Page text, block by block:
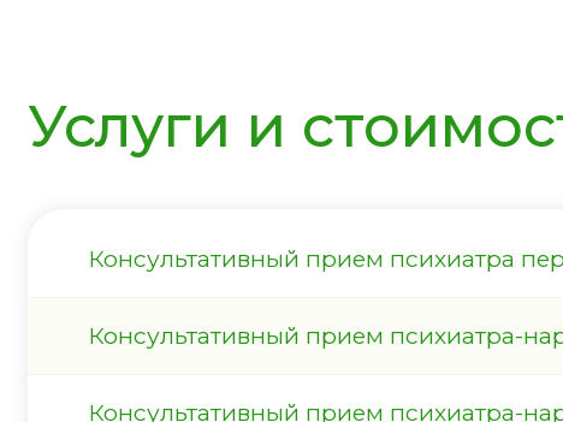
Услуги и
Консультативный прием психиатра
Консультативный прием психиатра-
Консультативный прием психиатра-